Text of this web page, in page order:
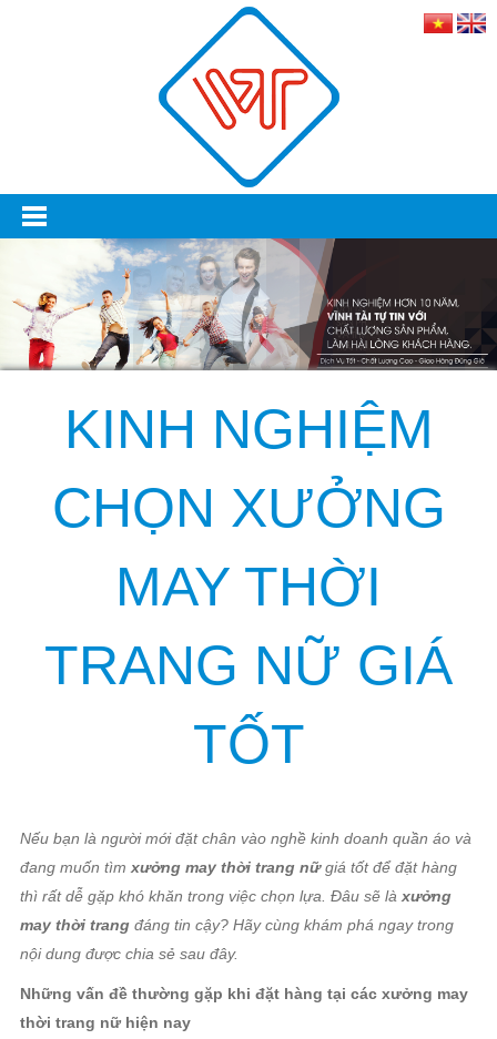
KINH NGHIỆM
CHỌN XƯỞNG
MAY THỜI
TRANG NỮ GIÁ
TỐT
Nếu bạn là người mới đặt chân vào nghề kinh doanh quần áo và
đang muốn tìm xưởng may thời trang nữgiá tốt để đặt hàng
thì rất dễ gặp khó khăn trong việc chọn lựa. Đâu sẽ là xưởng
may thời trang đáng tin cậy? Hãy cùng khám phá ngay trong
nội dung được chia sẻ sau đây.
Những vấn đề thường gặp khi đặt hàng tại các xưởng may
thời trang nữ hiện nay